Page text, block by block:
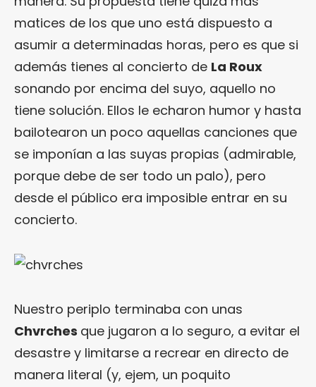
matices de los que uno está dispuesto a
asumir a determinadas horas, pero es que si
además tienes al concierto de La Roux
sonando por encima del suyo, aquello no
tiene solución. Ellos le echaron humor y hasta
bailotearon un poco aquellas canciones que
se imponían a las suyas propias (admirable,
porque debe de ser todo un palo), pero
desde el público era imposible entrar en su
concierto.
Nuestro periplo terminaba con unas
Chvrches que jugaron a lo seguro, a evitar el
desastre y limitarse a recrear en directo de
manera literal (y, ejem, un poquito